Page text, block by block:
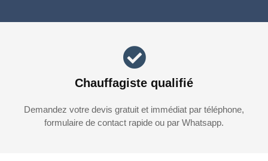
Chauffagiste qualifié
Demandez votre devis gratuit et immédiat par téléphone,
formulaire de contact rapide ou par Whatsapp.